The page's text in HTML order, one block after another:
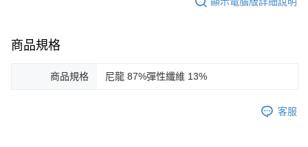
商品規格
商品規格 尼龍 87%彈性纖維 13%
客服